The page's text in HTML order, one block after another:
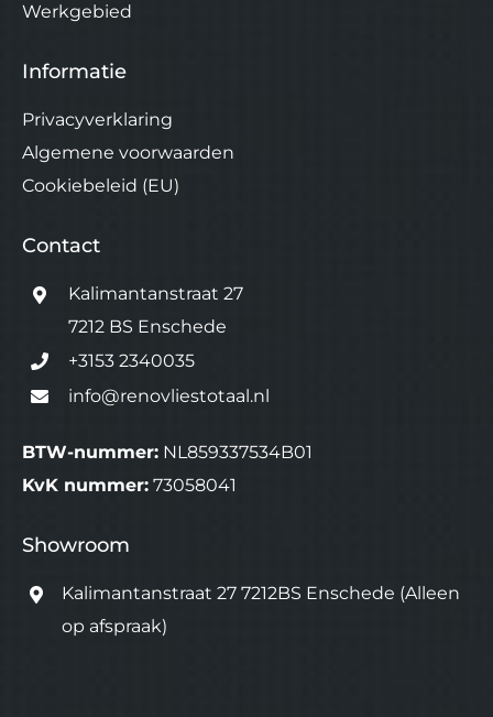
Werkgebied
Informatie
Privacyverklaring
Algemene voorwaarden
Cookiebeleid (EU)
Contact
Kalimantanstraat 27
7212 BS Enschede
+3153 2340035
info@renovliestotaal.nl
BTW-nummer: NL859337534B01
KvK nummer: 73058041
Showroom
Kalimantanstraat 27 7212BS Enschede (Alleen
op afspraak)